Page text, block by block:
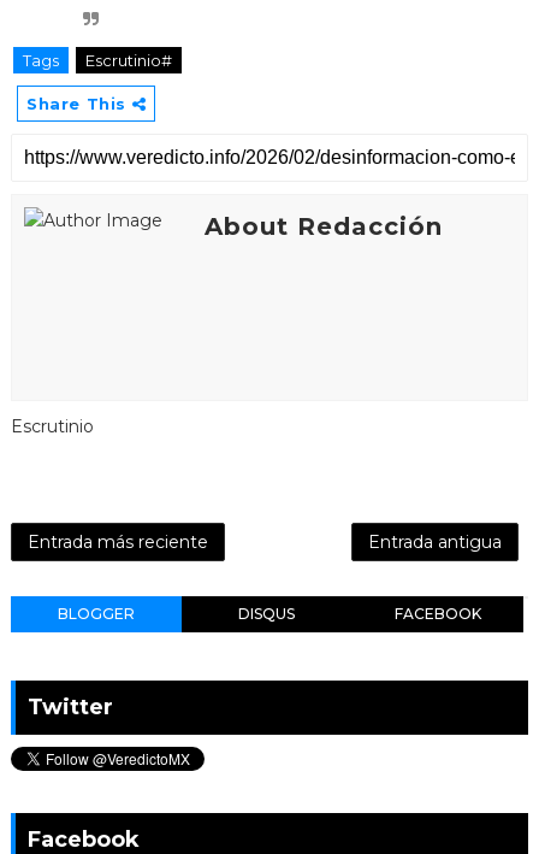
Tags Escrutinio#
Share This
About Redacción
Escrutinio
Entrada más reciente Entrada antigua
BLOGGER DISQUS FACEBOOK
Twitter
Facebook